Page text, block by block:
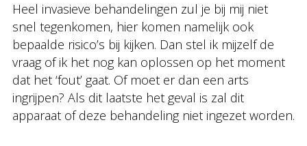
Heel invasieve behandelingen zul je bij mij niet
snel tegenkomen, hier komen namelijk ook
bepaalde risico’s bij kijken. Dan stel ik mijzelf de
vraag of ik het nog kan oplossen op het moment
dat het ‘fout’ gaat. Of moet er dan een arts
ingrijpen? Als dit laatste het geval is zal dit
apparaat of deze behandeling niet ingezet worden.